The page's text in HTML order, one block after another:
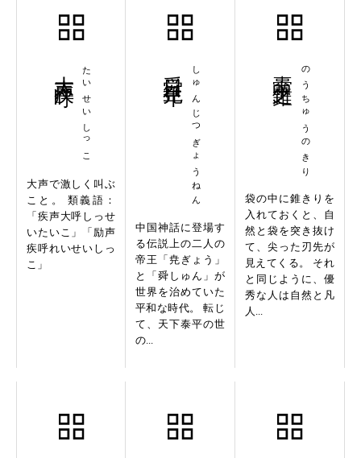
たいせいしっこ
大声で激しく叫ぶ
こと。 類義語：
「疾声大呼しっせ
いたいこ」「励声
疾呼れいせいしっ
こ」
しゅんじつぎょうねん
中国神話に登場す
る伝説上の二人の
帝王「尭ぎょう」
と「舜しゅん」が
世界を治めていた
平和な時代。 転じ
て、天下泰平の世
の...
のうちゅうのきり
袋の中に錐きりを
入れておくと、自
然と袋を突き抜け
て、尖った刃先が
見えてくる。 それ
と同じように、優
秀な人は自然と凡
人...